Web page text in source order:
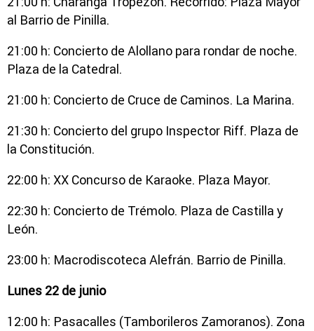
al Barrio de Pinilla.
21:00 h: Concierto de Alollano para rondar de noche.
Plaza de la Catedral.
21:00 h: Concierto de Cruce de Caminos. La Marina.
21:30 h: Concierto del grupo Inspector Riff. Plaza de
la Constitución.
22:00 h: XX Concurso de Karaoke. Plaza Mayor.
22:30 h: Concierto de Trémolo. Plaza de Castilla y
León.
23:00 h: Macrodiscoteca Alefrán. Barrio de Pinilla.
Lunes 22 de junio
12:00 h: Pasacalles (Tamborileros Zamoranos). Zona